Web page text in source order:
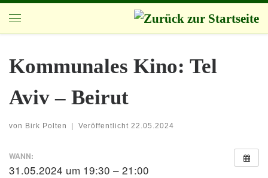
Zum Inhalt springen
Kommunales Kino: Tel
Aviv – Beirut
von Birk Polten | Veröffentlicht 22.05.2024
WANN:
31.05.2024 um 19:30 – 21:00